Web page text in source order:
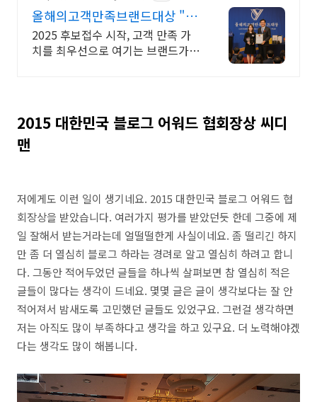
올해의고객만족브랜드대상 "소
비자가 선택한 브랜드"
2025 후보접수 시작, 고객 만족 가
치를 최우선으로 여기는 브랜드가
2015 대한민국 블로그 어워드 협회장상 씨디
맨
저에게도 이런 일이 생기네요. 2015 대한민국 블로그 어워드 협
회장상을 받았습니다. 여러가지 평가를 받았던듯 한데 그중에 제
일 잘해서 받는거라는데 얼떨떨한게 사실이네요. 좀 떨리긴 하지
만 좀 더 열심히 블로그 하라는 경려로 알고 열심히 하려고 합니
다. 그동안 적어두었던 글들을 하나씩 살펴보면 참 열심히 적은
글들이 많다는 생각이 드네요. 몇몇 글은 글이 생각보다는 잘 안
적어져서 밤새도록 고민했던 글들도 있었구요. 그런걸 생각하면
저는 아직도 많이 부족하다고 생각을 하고 있구요. 더 노력해야겠
다는 생각도 많이 해봅니다.